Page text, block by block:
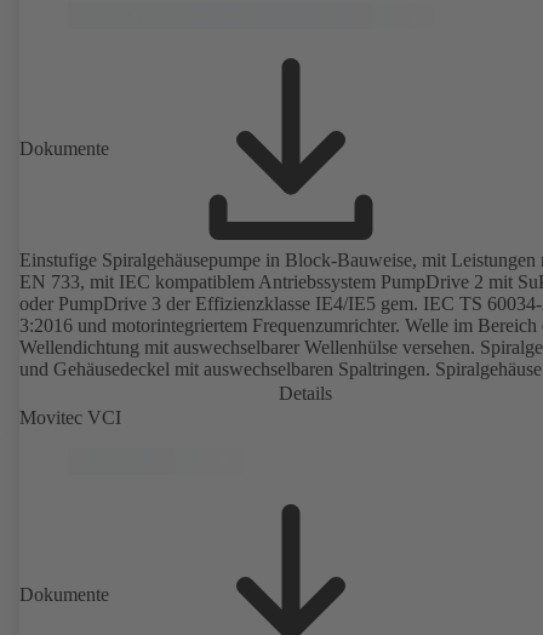
IEC 60072, Hüllmaße gemäß DIN V 42673 (07-2011). ATEX-
Dokumente
Einstufige Spiralgehäusepumpe in Block-Bauweise, mit Leistungen
EN 733, mit IEC kompatiblem Antriebssystem PumpDrive 2 mit
oder PumpDrive 3 der Effizienzklasse IE4/IE5 gem. IEC TS
3:2016 und motorintegriertem Frequenzumrichter. Welle im Bereich
Wellendichtung mit auswechselbarer Wellenhülse versehen.
und Gehäusedeckel mit auswechselbaren Spaltringen.
angegossenen Pumpenfüßen bei B-, C- und S Ausführung.
Befestigungspunkte entsprechend IEC 60072, Hüllmaße gemäß
Details
Movitec VCI
Dokumente